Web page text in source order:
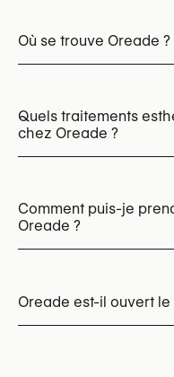
Où se trouve Oreade ?
Quels traitements
chez Oreade ?
Comment puis-je
Oreade ?
téléphone au
Oreade est-il ouvert le